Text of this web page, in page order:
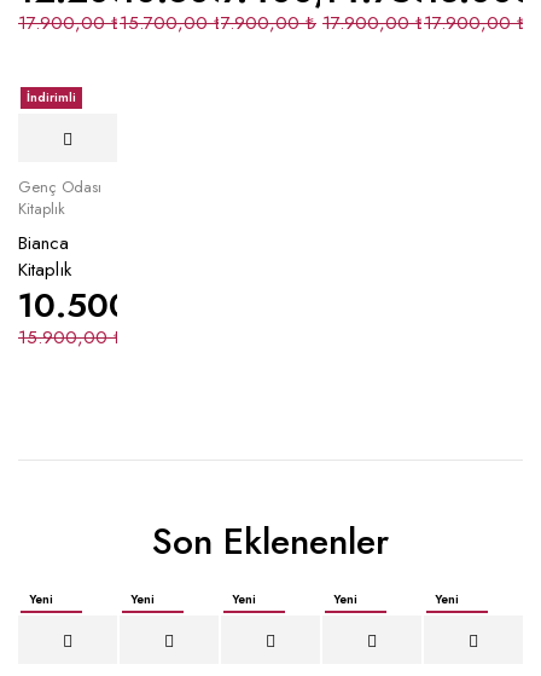
17.900,00₺15.700,00₺7.900,00₺ 17.900,00₺17.900,00₺
İndirimli
Genç Odası
Kitaplık
Bianca
Kitaplık
15.900,00₺
10.500,00
Son Eklenenler
Yeni
Yeni
Yeni
Yeni
Yeni